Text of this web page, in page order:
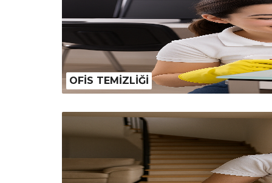
OFİS TEMİZLİĞİ